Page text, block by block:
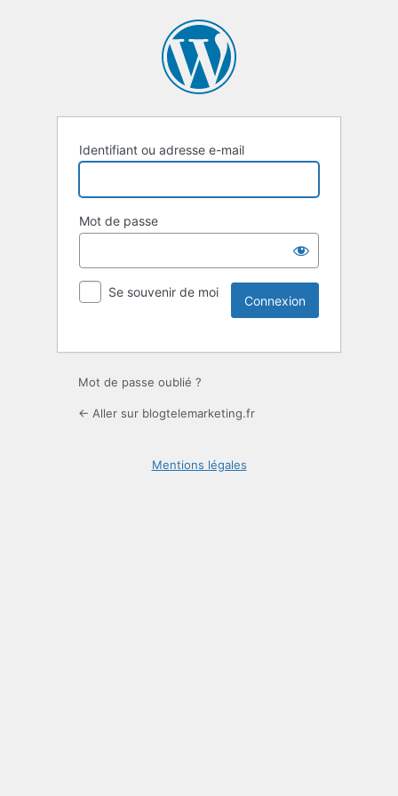
Identifiant ou adresse e-mail
Mot de passe
Se souvenir de moi
Mot de passe oublié ?
← Aller sur blogtelemarketing.fr
Mentions légales